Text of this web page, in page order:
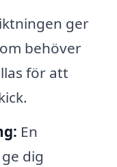
ger
behöver
för att
En
dig